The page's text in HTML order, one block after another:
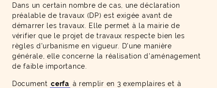
Dans un certain nombre de cas, une déclaration
préalable de travaux (DP) est exigée avant de
démarrer les travaux. Elle permet à la mairie de
vérifier que le projet de travaux respecte bien les
règles d'urbanisme en vigueur. D'une manière
générale, elle concerne la réalisation d'aménagement
de faible importance.
Document cerfa à remplir en 3 exemplaires et à